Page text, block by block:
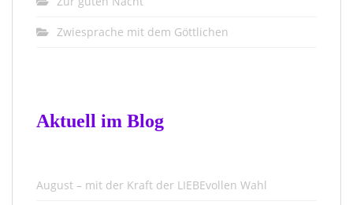
Zwiesprache mit dem Göttlichen
Aktuell im Blog
August – mit der Kraft der LIEBEvollen Wahl